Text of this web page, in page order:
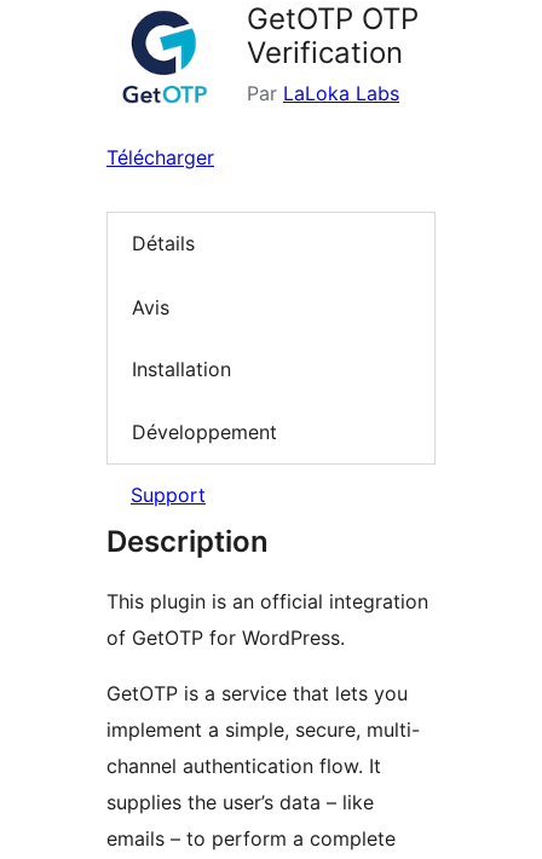
GetOTP OTP
Verification
Par LaLoka Labs
Télécharger
Détails
Avis
Installation
Développement
Support
Description
This plugin is an official integration
of GetOTP for WordPress.
GetOTP is a service that lets you
implement a simple, secure, multi-
channel authentication flow. It
supplies the user’s data – like
emails – to perform a complete